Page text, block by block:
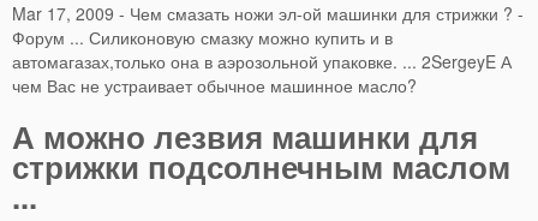
Mar 17, 2009 - Чем смазать ножи эл-ой машинки для стрижки ? -
Форум ... Силиконовую смазку можно купить и в
автомагазах,только она в аэрозольной упаковке. ... 2SergeyE А
чем Вас не устраивает обычное машинное масло?
А можно лезвия машинки для
стрижки подсолнечным маслом
...